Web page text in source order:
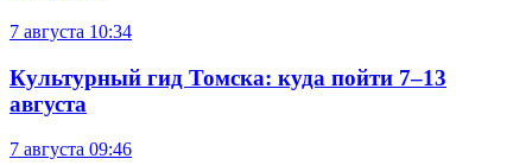
7 августа 10:34
Культурный гид Томска: куда пойти 7–13
августа
7 августа 09:46